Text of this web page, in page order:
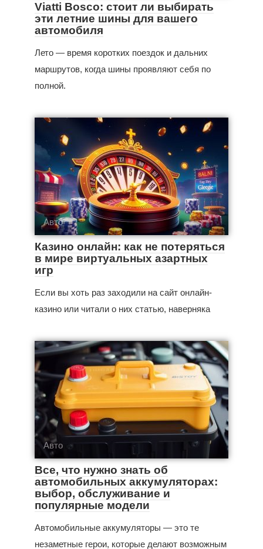
Viatti Bosco: стоит ли выбирать
эти летние шины для вашего
автомобиля
Лето — время коротких поездок и дальних
маршрутов, когда шины проявляют себя по
полной.
Авто
Казино онлайн: как не потеряться
в мире виртуальных азартных
игр
Если вы хоть раз заходили на сайт онлайн-
казино или читали о них статью, наверняка
Авто
Все, что нужно знать об
автомобильных аккумуляторах:
выбор, обслуживание и
популярные модели
Автомобильные аккумуляторы — это те
незаметные герои, которые делают возможным